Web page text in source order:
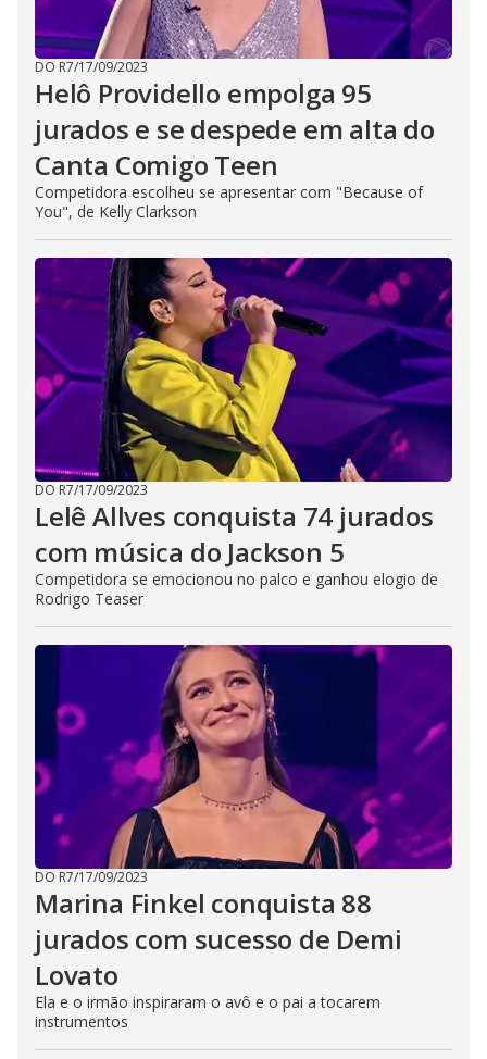
DO R7/17/09/2023
Helô Providello empolga 95
jurados e se despede em alta do
Canta Comigo Teen
Competidora escolheu se apresentar com "Because of
You", de Kelly Clarkson
DO R7/17/09/2023
Lelê Allves conquista 74 jurados
com música do Jackson 5
Competidora se emocionou no palco e ganhou elogio de
Rodrigo Teaser
DO R7/17/09/2023
Marina Finkel conquista 88
jurados com sucesso de Demi
Lovato
Ela e o irmão inspiraram o avô e o pai a tocarem
instrumentos